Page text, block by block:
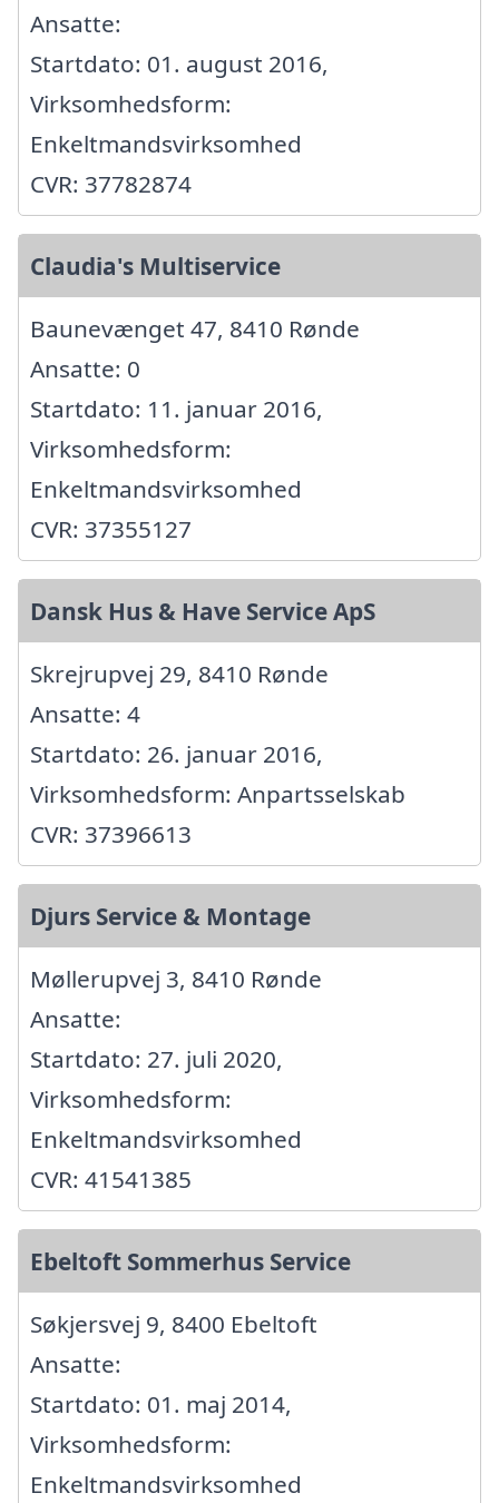
Ansatte:
Startdato: 01. august 2016,
Virksomhedsform:
Enkeltmandsvirksomhed
CVR: 37782874
Claudia's Multiservice
Baunevænget 47, 8410 Rønde
Ansatte: 0
Startdato: 11. januar 2016,
Virksomhedsform:
Enkeltmandsvirksomhed
CVR: 37355127
Dansk Hus & Have Service ApS
Skrejrupvej 29, 8410 Rønde
Ansatte: 4
Startdato: 26. januar 2016,
Virksomhedsform: Anpartsselskab
CVR: 37396613
Djurs Service & Montage
Møllerupvej 3, 8410 Rønde
Ansatte:
Startdato: 27. juli 2020,
Virksomhedsform:
Enkeltmandsvirksomhed
CVR: 41541385
Ebeltoft Sommerhus Service
Søkjersvej 9, 8400 Ebeltoft
Ansatte:
Startdato: 01. maj 2014,
Virksomhedsform:
Enkeltmandsvirksomhed